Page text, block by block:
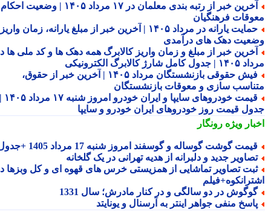
آخرین خبر از رتبه بندی معلمان در ۱۷ مرداد ۱۴۰۵ | وضعیت احکام و
فرهنگیان
حمایت یارانه در مرداد ۱۴۰۵ | آخرین خبر از مبلغ یارانه، زمان واریز و
دهک های درآمدی
خبر از مبلغ و زمان واریز کالابرگ همه دهک ها و کد ملی ها در
شارژ کالابرگ الکترونیکی
فیش حقوقی بازنشستگان مرداد ۱۴۰۵ | آخرین خبر از حقوق،
سازی و معوقات بازنشستگان
قیمت خودروهای سایپا و ایران خودرو امروز شنبه ۱۷ مرداد ۱۴۰۵ |
قیمت روز خودروهای ایران خودرو و سایپا
ویژهرونگار
گوشت گوساله و گوسفند امروز شنبه 17 مرداد 1405 +جدول
جدید و دلبرانه از هدیه تهرانی در یک گلخانه
تصاویر تماشایی از همزیستی خرس های قهوه ای و کل وبزها در
در دو سالگی و در کنار مادرش؛ سال 1331
منفی جواهر اینتر به آرسنال و یونایتد